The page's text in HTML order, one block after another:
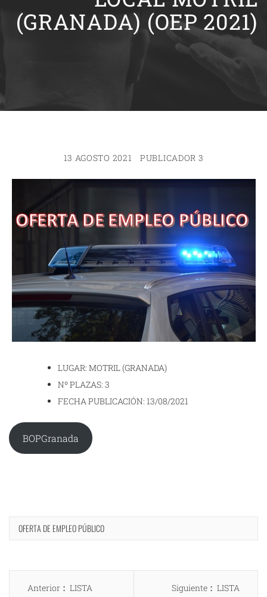
(GRANADA) (OEP 2021)
13 AGOSTO 2021 PUBLICADOR 3
LUGAR: MOTRIL (GRANADA)
Nº PLAZAS: 3
FECHA PUBLICACIÓN: 13/08/2021
BOPGranada
OFERTA DE EMPLEO PÚBLICO
Navegación
Anterior
Entrada
LISTA
Siguiente
Entrada
LISTA